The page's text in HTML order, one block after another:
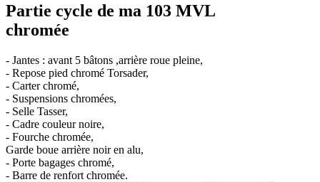
Partie cycle de ma 103 MVL
chromée
- Jantes : avant 5 bâtons ,arrière roue pleine,
- Repose pied chromé Torsader,
- Carter chromé,
- Suspensions chromées,
- Selle Tasser,
- Cadre couleur noire,
- Fourche chromée,
Garde boue arrière noir en alu,
- Porte bagages chromé,
- Barre de renfort chromée.